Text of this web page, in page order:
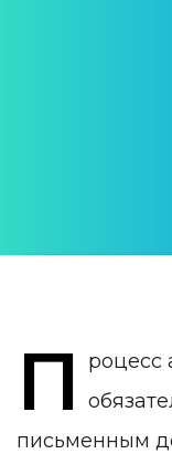
17 October 2023
П
роцесс
письменным